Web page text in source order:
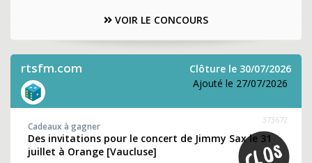
VOIR LE CONCOURS
rtsfm.com
Clôture le 30/07/2026
Ajouté le 27/07/2026
373672
Cadeaux à gagner
Des invitations pour le concert de Jimmy Sax le 31
juillet à Orange [Vaucluse]